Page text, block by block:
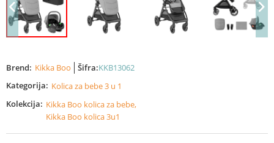
Brend: Kikka Boo Šifra:KKB13062
Kategorija: Kolica za bebe 3 u 1
Kolekcija: Kikka Boo kolica za bebe,
Kikka Boo kolica 3u1